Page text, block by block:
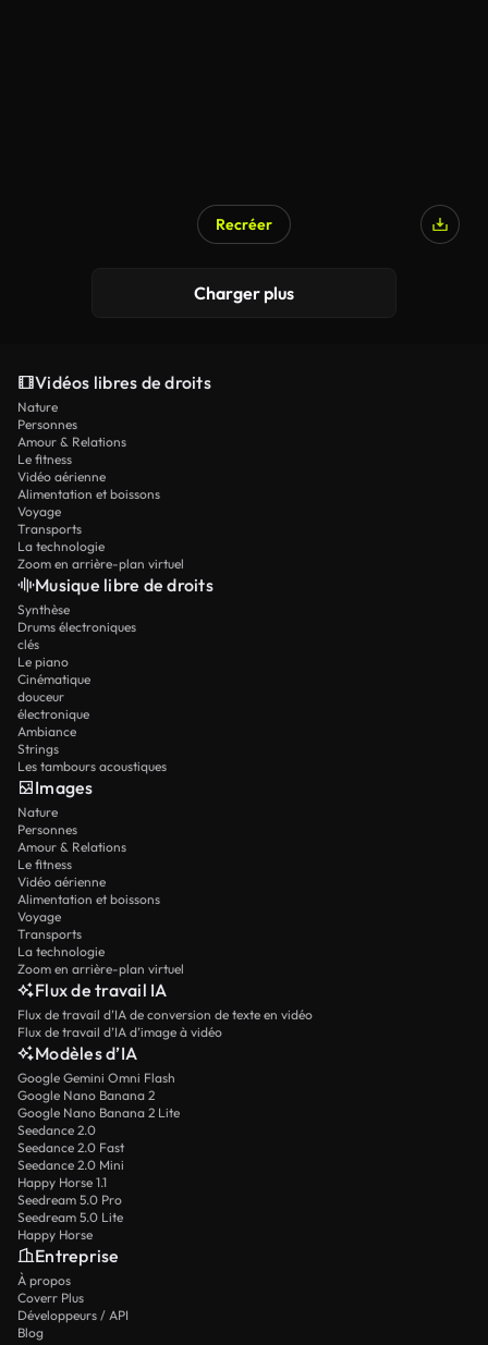
Recréer
Charger plus
Vidéos libres de droits
Nature
Personnes
Amour & Relations
Le fitness
Vidéo aérienne
Alimentation et boissons
Voyage
Transports
La technologie
Zoom en arrière-plan virtuel
Musique libre de droits
Synthèse
Drums électroniques
clés
Le piano
Cinématique
douceur
électronique
Ambiance
Strings
Les tambours acoustiques
Images
Nature
Personnes
Amour & Relations
Le fitness
Vidéo aérienne
Alimentation et boissons
Voyage
Transports
La technologie
Zoom en arrière-plan virtuel
Flux de travail IA
Flux de travail d’IA de conversion de texte en vidéo
Flux de travail d’IA d’image à vidéo
Modèles d’IA
Google Gemini Omni Flash
Google Nano Banana 2
Google Nano Banana 2 Lite
Seedance 2.0
Seedance 2.0 Fast
Seedance 2.0 Mini
Happy Horse 1.1
Seedream 5.0 Pro
Seedream 5.0 Lite
Happy Horse
Entreprise
À propos
Coverr Plus
Développeurs / API
Blog